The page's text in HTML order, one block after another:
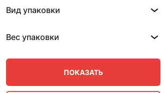
Вид упаковки
Вес упаковки